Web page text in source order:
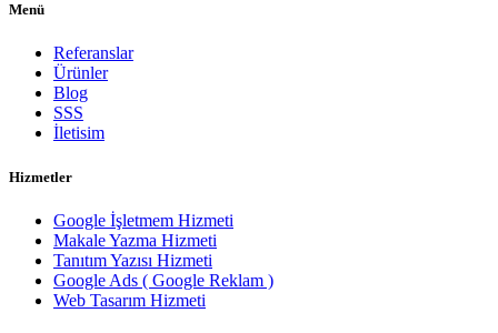
Menü
Referanslar
Ürünler
Blog
SSS
İletisim
Hizmetler
Google İşletmem Hizmeti
Makale Yazma Hizmeti
Tanıtım Yazısı Hizmeti
Google Ads ( Google Reklam )
Web Tasarım Hizmeti